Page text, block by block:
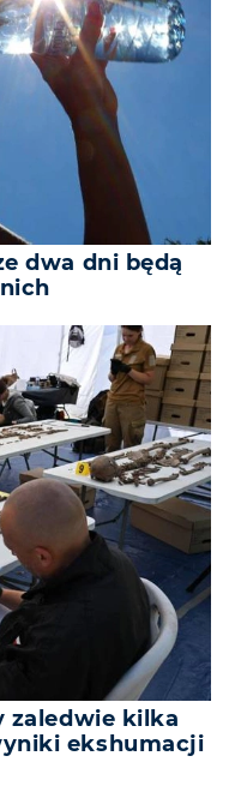
dwa dni będą
zaledwie kilka
ekshumacji